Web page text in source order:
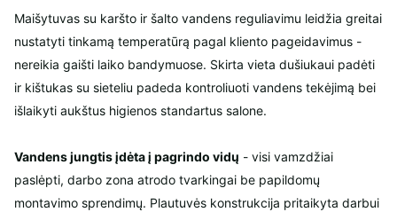
Maišytuvas su karšto ir šalto vandens reguliavimu leidžia greitai
nustatyti tinkamą temperatūrą pagal kliento pageidavimus -
nereikia gaišti laiko bandymuose. Skirta vieta dušiukaui padėti
ir kištukas su sieteliu padeda kontroliuoti vandens tekėjimą bei
išlaikyti aukštus higienos standartus salone.
Vandens jungtis įdėta į pagrindo vidų - visi vamzdžiai
paslėpti, darbo zona atrodo tvarkingai be papildomų
montavimo sprendimų. Plautuvės konstrukcija pritaikyta darbui